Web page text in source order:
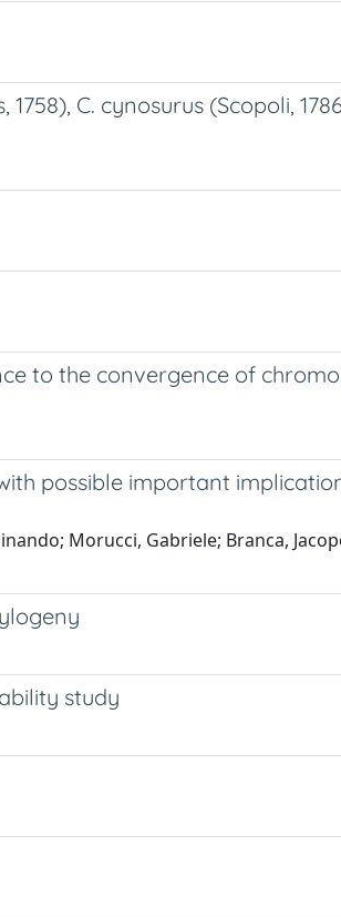
C. cynosurus (Scopoli,
to the convergence of
possible important
Morucci, Gabriele; Branca,
study